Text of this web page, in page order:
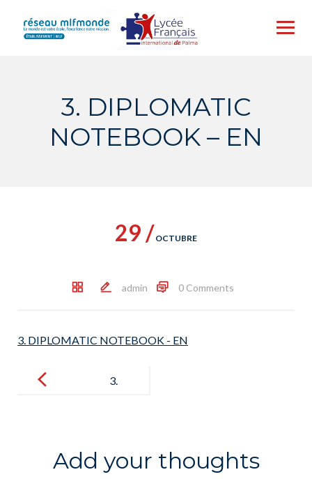
content
3. DIPLOMATIC
NOTEBOOK – EN
29 / OCTUBRE
admin 0 Comments
3. DIPLOMATIC NOTEBOOK - EN
navigation
3.
– EN
Add your thoughts